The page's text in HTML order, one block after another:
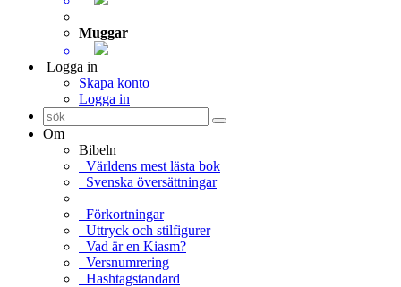
Muggar
Logga in
Skapa konto
Logga in
Om
Bibeln
Världens mest lästa bok
Svenska översättningar
Förkortningar
Uttryck och stilfigurer
Vad är en Kiasm?
Versnumrering
Hashtagstandard